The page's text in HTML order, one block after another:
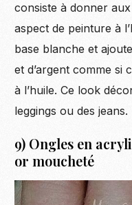
consiste à donner
aspect de peinture à
base blanche et
et d’argent comme si
à l’huile. Ce look
leggings ou des jeans.
9) Ongles en
or moucheté